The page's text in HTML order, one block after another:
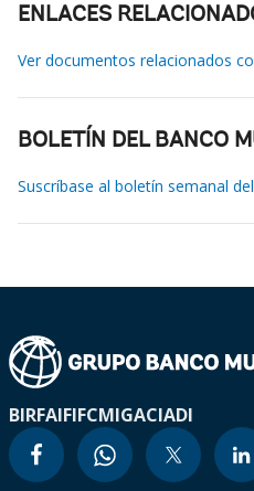
ENLACES
Ver documentos relacionados
BOLETÍN DEL BANCO
Suscríbase al boletín semanal
BIRFAIFIFCMIGACIADI